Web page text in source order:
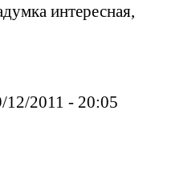
интересная,
12/2011 - 20:05